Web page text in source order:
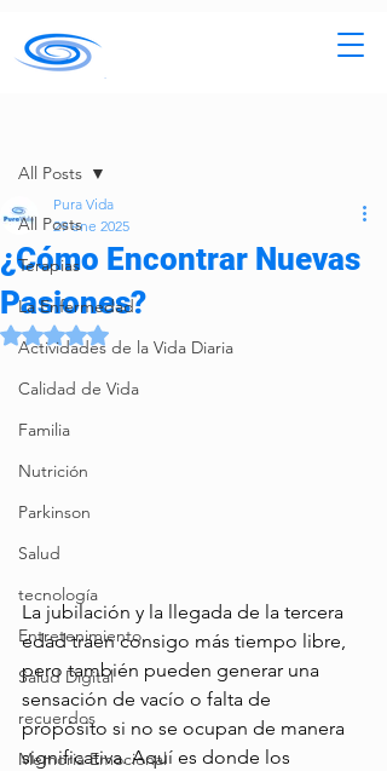
All Posts
Terapias
La Enfermedad
Actividades de la Vida Diaria
Calidad de Vida
Familia
Nutrición
Parkinson
Salud
tecnología
Entretenimiento
Salud Digital
recuerdos
Memoria Emocional
All Posts
¿Cómo Encontrar Nuevas
Pasiones?
Pura Vida
29 ene 2025
Obtuvo NaN de 5 estrellas.
La jubilación y la llegada de la tercera
edad traen consigo más tiempo libre,
pero también pueden generar una
sensación de vacío o falta de
propósito si no se ocupan de manera
significativa. Aquí es donde los